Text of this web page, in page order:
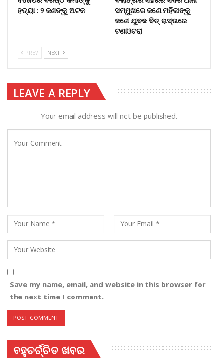
ହତ୍ୟା : ୨ ଜଣଙ୍କୁ ଅଟକ
ସମ୍ମୁଖରେ ଜଣେ ମହିଳାଙ୍କୁ
ଜଣେ ଯୁବକ ବିଚ୍‌ ରାସ୍ତାରେ
ଟଣାଓଟରା
PREV NEXT
LEAVE A REPLY
Your email address will not be published.
Save my name, email, and website in this browser for
the next time I comment.
ବହୁଚର୍ଚ୍ଚିତ ଖବର